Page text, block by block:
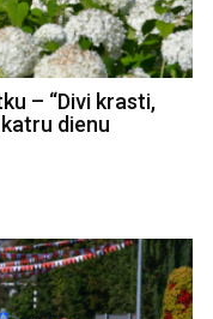
– “Divi krasti,
dienu